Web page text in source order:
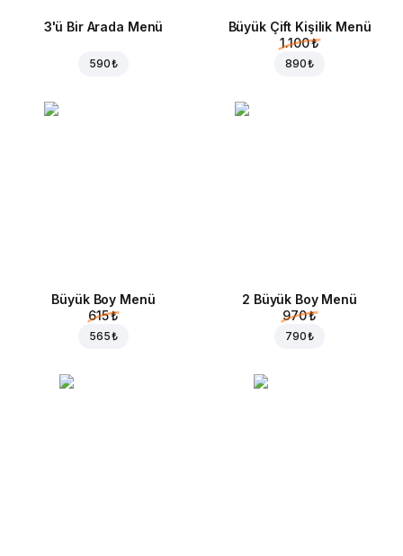
3'ü Bir Arada Menü
590 ₺
Büyük Çift Kişilik Menü
1.100 ₺
890 ₺
Büyük Boy Menü
615 ₺
565 ₺
2 Büyük Boy Menü
970 ₺
790 ₺